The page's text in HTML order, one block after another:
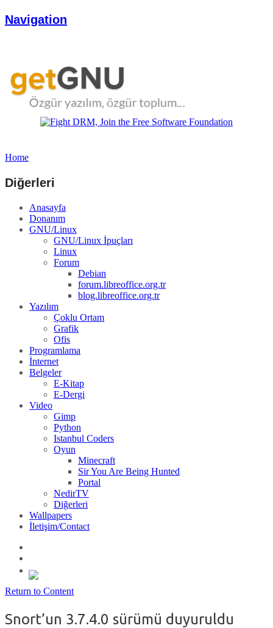
Navigation
Home
Diğerleri
Anasayfa
Donanım
GNU/Linux
GNU/Linux İpuçları
Linux
Forum
Debian
forum.libreoffice.org.tr
blog.libreoffice.org.tr
Yazılım
Çoklu Ortam
Grafik
Ofis
Programlama
İnternet
Belgeler
E-Kitap
E-Dergi
Video
Gimp
Python
Istanbul Coders
Oyun
Minecraft
Sir You Are Being Hunted
Portal
NedirTV
Diğerleri
Wallpapers
İletişim/Contact
Return to Content
Snort’un 3.7.4.0 sürümü duyuruldu